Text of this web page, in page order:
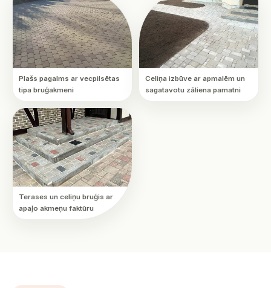
Plašs pagalms ar vecpilsētas
tipa bruģakmeni
Celiņa izbūve ar apmalēm un
sagatavotu zāliena pamatni
Terases un celiņu bruģis ar
apaļo akmeņu faktūru